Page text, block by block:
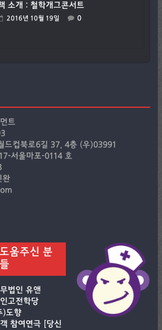
소개 : 철학개그콘서트
2016년 10월 19일 0
트
드컵북로6길 37, 4층 (우)03991
서울마포-0114 호
완
도움주신 분
들
법인 유앤
고전학당
)도향
참여연극 [당신